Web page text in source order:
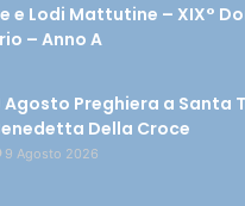
e Lodi Mattutine – XIX°
– Anno A
Agosto Preghiera a Santa
Della Croce
9 Agosto 2026